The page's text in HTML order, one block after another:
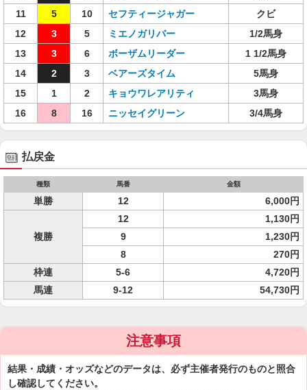
11
5 10 セフティージャガー
クビ
12
3 5 ミエノガリバー
1/2馬身
13
3 6 ボーザムリーダー
1 1/2馬身
14
2 3 ベアーズタイム
5馬身
15
1 2 キョウワレアリティ
3馬身
16
8 16 ニッセイグリーン 3/4馬身
払戻金
種類 馬番 金額
単勝 12 6,000円
複勝
12
1,130円
9
1,230円
8
270円
枠連
5-6
4,720円
馬連
9-12 54,730円
注意事項
結果・成績・オッズなどのデータは、必ず主催者発行のものと照合
し確認してください。